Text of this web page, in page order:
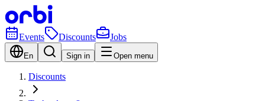
Events Discounts Jobs
En Sign in Open menu
Discounts